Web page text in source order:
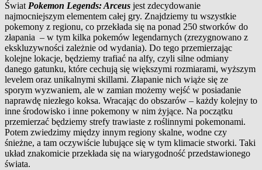
Świat Pokemon Legends: Arceus jest zdecydowanie
najmocniejszym elementem całej gry. Znajdziemy tu wszystkie
pokemony z regionu, co przekłada się na ponad 250 stworków do
złapania – w tym kilka pokemów legendarnych (zrezygnowano z
ekskluzywności zależnie od wydania). Do tego przemierzając
kolejne lokacje, będziemy trafiać na alfy, czyli silne odmiany
danego gatunku, które cechują się większymi rozmiarami, wyższym
levelem oraz unikalnymi skillami. Złapanie nich wiąże się ze
sporym wyzwaniem, ale w zamian możemy wejść w posiadanie
naprawdę niezłego koksa. Wracając do obszarów – każdy kolejny to
inne środowisko i inne pokemony w nim żyjące. Na początku
przemierzać będziemy strefy trawiaste z roślinnymi pokemonami.
Potem zwiedzimy między innym regiony skalne, wodne czy
śnieżne, a tam oczywiście lubujące się w tym klimacie stworki. Taki
układ znakomicie przekłada się na wiarygodność przedstawionego
świata.